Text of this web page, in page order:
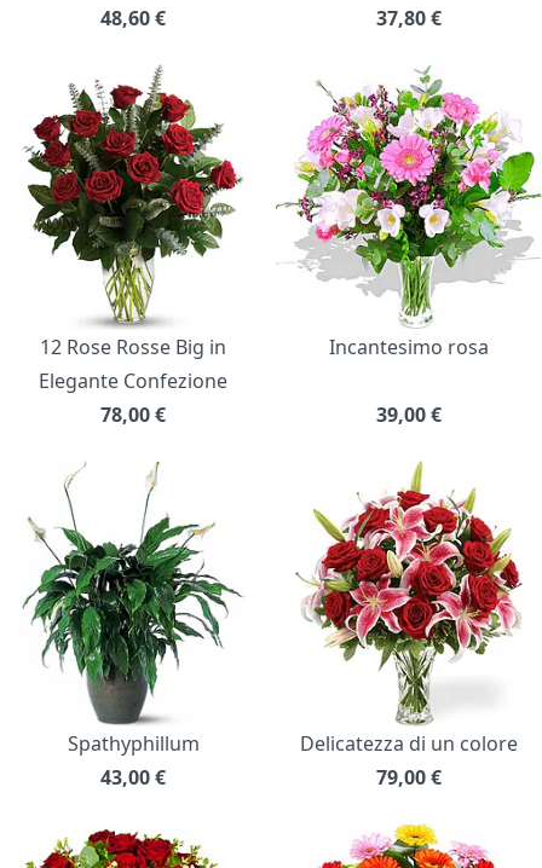
48,60€
37,80€
12 Rose Rosse Big in
Elegante Confezione
78,00€
Incantesimo rosa
39,00€
Spathyphillum
43,00€
Delicatezza di un colore
79,00€